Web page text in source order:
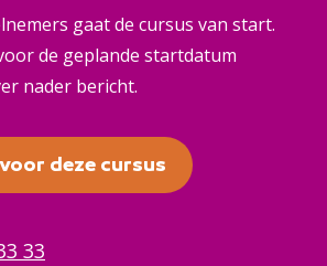
gaat de cursus van start.
de geplande startdatum
nader bericht.
deze cursus
33